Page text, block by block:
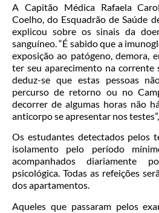
A Capitão Médica Rafaela
Coelho, do Esquadrão de Saúde
explicou sobre os sinais da
sanguíneo. “É sabido que a
exposição ao patógeno, demora,
ter seu aparecimento na corrente
deduz-se que estas pessoas
percurso de retorno ou no
decorrer de algumas horas não
anticorpo se apresentar nos
Os estudantes detectados pelos
isolamento pelo período
acompanhados diariamente
psicológica. Todas as refeições
dos apartamentos.
Aqueles que passaram pelos